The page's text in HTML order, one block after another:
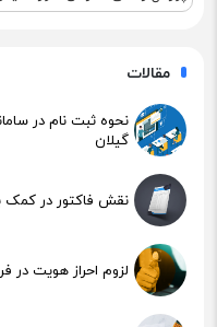
مقالات
نحوه ثبت نام در
گیلان
نقش فاکتور در کمک
لزوم احراز هویت